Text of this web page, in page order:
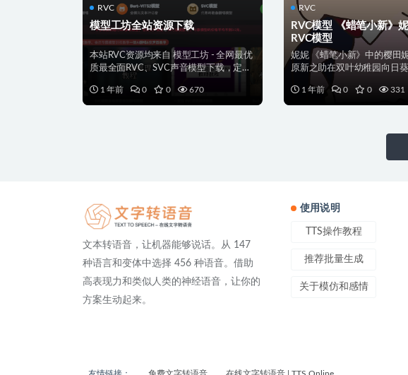
RVC
模型工坊全站资源下载
本站RVC资源均来自 模型工坊 - 全网最优
质最全面RVC、SVC声音模型下载，定制
1 年前
0 0 670
RVC
RVC模型 《蜡笔小新》
RVC模型
妮妮 《蜡笔小新》中的樱田
原新之助在双叶幼稚园向日
1 年前
0 0 331
文本转语音，让机器能够说话。从 147
种语言和变体中选择 456 种语音。借助
高表现力和类似人类的神经语音，让你的
方案生动起来。
使用说明
TTS操作教程
推荐批量生成
关于模仿和感情